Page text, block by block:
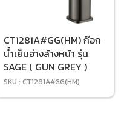
CT1281A#GG(HM) ก๊อก
น้ำเย็นอ่างล้างหน้า รุ่น
SAGE ( GUN GREY )
SKU : CT1281A#GG(HM)